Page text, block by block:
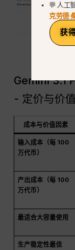
Gemini 3.1
- 定价与价
成本与价值因素
输入成本（每 100
万代币）
产出成本（每 100
万代币）
最适合大容量使用
生产稳定性最佳
💬 人工
克劳德·
获